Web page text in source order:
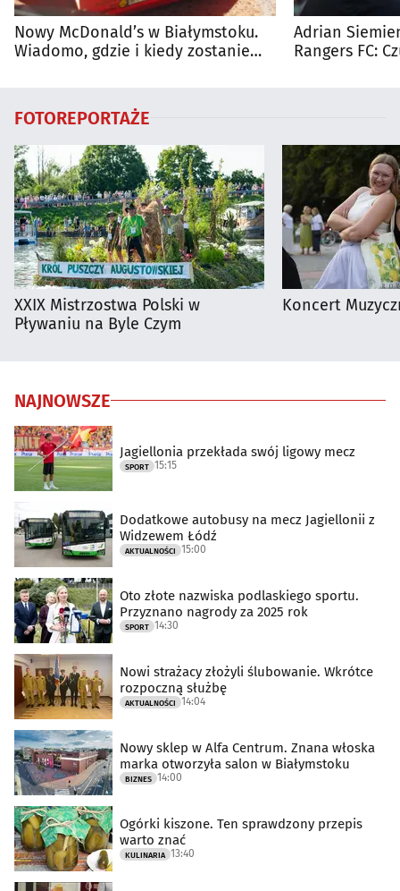
Nowy McDonald’s w Białymstoku.
Wiadomo, gdzie i kiedy zostanie
Adrian
Rangers FC:
FOTOREPORTAŻE
XXIX Mistrzostwa Polski w
Pływaniu na Byle Czym
Koncert
NAJNOWSZE
Jagiellonia przekłada swój ligowy mecz
SPORT 15:15
Dodatkowe autobusy na mecz Jagiellonii z
Widzewem Łódź
AKTUALNOŚCI 15:00
Oto złote nazwiska podlaskiego sportu.
Przyznano nagrody za 2025 rok
SPORT 14:30
Nowi strażacy złożyli ślubowanie. Wkrótce
rozpoczną służbę
AKTUALNOŚCI 14:04
Nowy sklep w Alfa Centrum. Znana włoska
marka otworzyła salon w Białymstoku
BIZNES 14:00
Ogórki kiszone. Ten sprawdzony przepis
warto znać
KULINARIA 13:40